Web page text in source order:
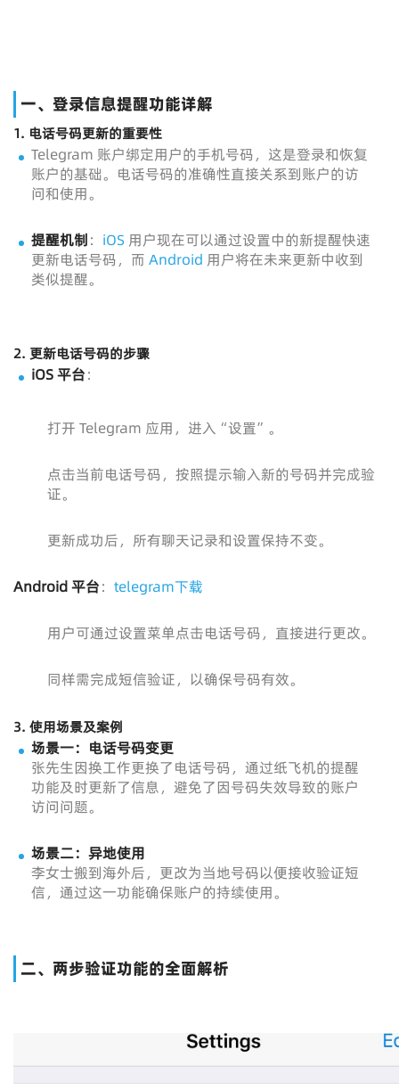
一、登录信息提醒功能详解
1. 电话号码更新的重要性
Telegram 账户绑定用户的手机号码，这是登录和恢复
账户的基础。电话号码的准确性直接关系到账户的访
问和使用。
提醒机制： iOS 用户现在可以通过设置中的新提醒快速
更新电话号码，而 Android 用户将在未来更新中收到
类似提醒。
2. 更新电话号码的步骤
iOS 平台：
打开 Telegram 应用，进入“设置”。
点击当前电话号码，按照提示输入新的号码并完成验
证。
更新成功后，所有聊天记录和设置保持不变。
Android 平台： telegram下载
用户可通过设置菜单点击电话号码，直接进行更改。
同样需完成短信验证，以确保号码有效。
3. 使用场景及案例
场景一：电话号码变更
张先生因换工作更换了电话号码，通过纸飞机的提醒
功能及时更新了信息，避免了因号码失效导致的账户
访问问题。
场景二：异地使用
李女士搬到海外后，更改为当地号码以便接收验证短
信，通过这一功能确保账户的持续使用。
二、两步验证功能的全面解析